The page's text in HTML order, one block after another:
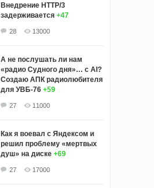
Внедрение HTTP/3
задерживается +47
28 13000
А не послушать ли нам
«радио Судного дня»… с AI?
Создаю АПК радиолюбителя
для УВБ-76 +59
27 11000
Как я воевал с Яндексом и
решил проблему «мертвых
душ» на диске +69
27 17000